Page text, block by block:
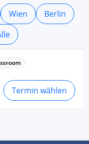
Wien
Berlin
Termin wählen